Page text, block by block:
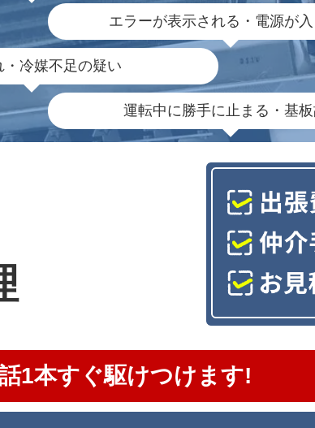
エラーが表示される・電源が
・冷媒不足の疑い
運転中に勝手に止まる・基
1本すぐ駆けつけます!